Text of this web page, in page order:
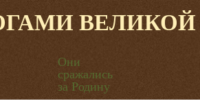
Они
сражались
за Родину